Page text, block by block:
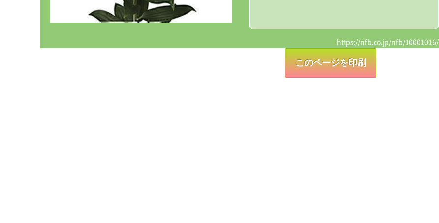
https://nfb.co.jp/nfb/10001016/
このページを印刷